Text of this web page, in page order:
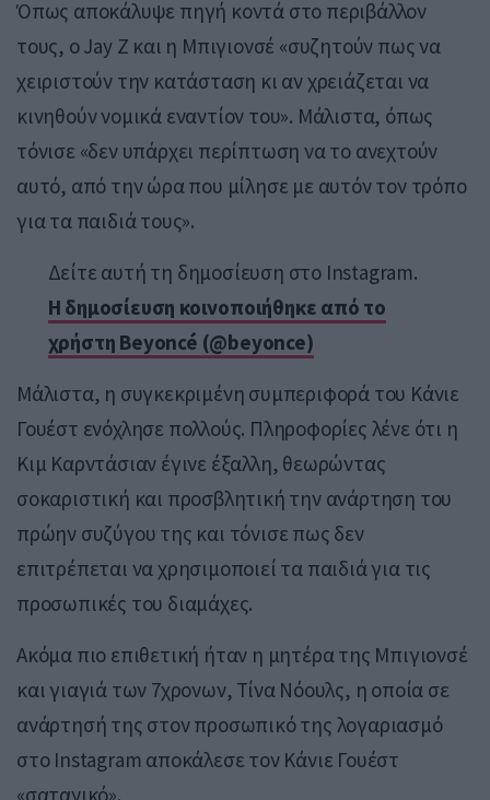
Όπως αποκάλυψε πηγή κοντά στο περιβάλλον
τους, ο Jay Z και η Μπιγιονσέ «συζητούν πως να
χειριστούν την κατάσταση κι αν χρειάζεται να
κινηθούν νομικά εναντίον του». Μάλιστα, όπως
τόνισε «δεν υπάρχει περίπτωση να το ανεχτούν
αυτό, από την ώρα που μίλησε με αυτόν τον τρόπο
για τα παιδιά τους».
Δείτε αυτή τη δημοσίευση στο Instagram.
Η δημοσίευση κοινοποιήθηκε από το
χρήστη Beyoncé (@beyonce)
Μάλιστα, η συγκεκριμένη συμπεριφορά του Κάνιε
Γουέστ ενόχλησε πολλούς. Πληροφορίες λένε ότι η
Κιμ Καρντάσιαν έγινε έξαλλη, θεωρώντας
σοκαριστική και προσβλητική την ανάρτηση του
πρώην συζύγου της και τόνισε πως δεν
επιτρέπεται να χρησιμοποιεί τα παιδιά για τις
προσωπικές του διαμάχες.
Ακόμα πιο επιθετική ήταν η μητέρα της Μπιγιονσέ
και γιαγιά των 7χρονων, Τίνα Νόουλς, η οποία σε
ανάρτησή της στον προσωπικό της λογαριασμό
στο Instagram αποκάλεσε τον Κάνιε Γουέστ